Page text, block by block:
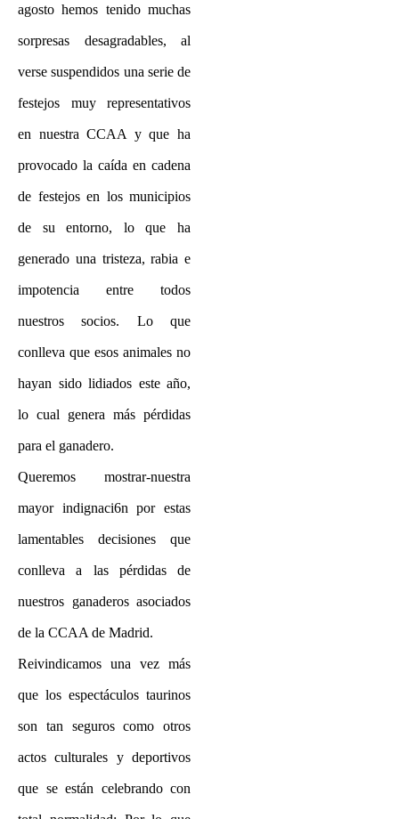
agosto hemos tenido muchas
sorpresas desagradables, al
verse suspendidos una serie de
festejos muy representativos
en nuestra CCAA y que ha
provocado la caída en cadena
de festejos en los municipios
de su entorno, lo que ha
generado una tristeza, rabia e
impotencia entre todos
nuestros socios. Lo que
conlleva que esos animales no
hayan sido lidiados este año,
lo cual genera más pérdidas
para el ganadero.
Queremos mostrar-nuestra
mayor indignaci6n por estas
lamentables decisiones que
conlleva a las pérdidas de
nuestros ganaderos asociados
de la CCAA de Madrid.
Reivindicamos una vez más
que los espectáculos taurinos
son tan seguros como otros
actos culturales y deportivos
que se están celebrando con